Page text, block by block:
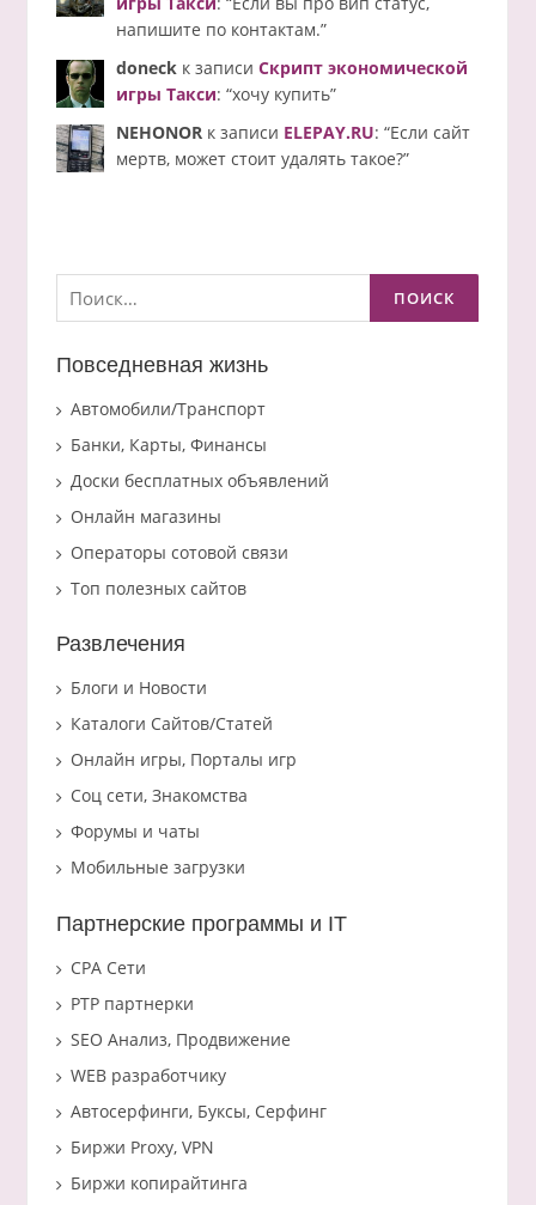
напишите по контактам.”
doneckк записи Скрипт экономической
игры Такси: “хочу купить”
NEHONORк записи ELEPAY.RU: “Если сайт
мертв, может стоит удалять такое?”
Найти:
Повседневная жизнь
Автомобили/Транспорт
Банки, Карты, Финансы
Доски бесплатных объявлений
Онлайн магазины
Операторы сотовой связи
Топ полезных сайтов
Развлечения
Блоги и Новости
Каталоги Сайтов/Статей
Онлайн игры, Порталы игр
Соц сети, Знакомства
Форумы и чаты
Мобильные загрузки
Партнерские программы и IT
CPA Сети
PTP партнерки
SEO Анализ, Продвижение
WEB разработчику
Автосерфинги, Буксы, Серфинг
Биржи Proxy, VPN
Биржи копирайтинга